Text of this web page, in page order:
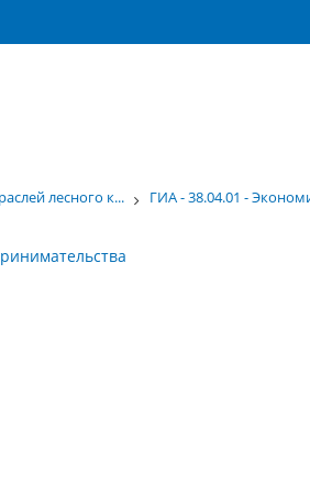
лесного к... ГИА - 38.04.01 -